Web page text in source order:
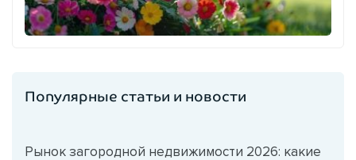
Популярные статьи и новости
Рынок загородной недвижимости 2026: какие